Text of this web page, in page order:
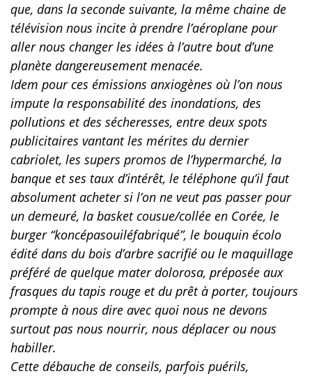
que, dans la seconde suivante, la même chaine de
télévision nous incite à prendre l’aéroplane pour
aller nous changer les idées à l’autre bout d’une
planète dangereusement menacée.
Idem pour ces émissions anxiogènes où l’on nous
impute la responsabilité des inondations, des
pollutions et des sécheresses, entre deux spots
publicitaires vantant les mérites du dernier
cabriolet, les supers promos de l’hypermarché, la
banque et ses taux d’intérêt, le téléphone qu’il faut
absolument acheter si l’on ne veut pas passer pour
un demeuré, la basket cousue/collée en Corée, le
burger “koncépasouiléfabriqué”, le bouquin écolo
édité dans du bois d’arbre sacrifié ou le maquillage
préféré de quelque mater dolorosa, préposée aux
frasques du tapis rouge et du prêt à porter, toujours
prompte à nous dire avec quoi nous ne devons
surtout pas nous nourrir, nous déplacer ou nous
habiller.
Cette débauche de conseils, parfois puérils,